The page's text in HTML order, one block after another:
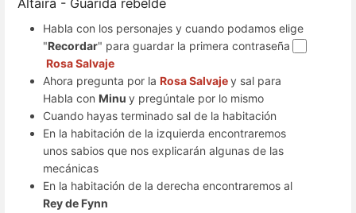
Habla con los personajes y cuando podamos elige
"Recordar" para guardar la primera contraseña
Rosa Salvaje
Ahora pregunta por la Rosa Salvajey sal para
Habla con Minu y pregúntale por lo mismo
Cuando hayas terminado sal de la habitación
En la habitación de la izquierda encontraremos
unos sabios que nos explicarán algunas de las
mecánicas
En la habitación de la derecha encontraremos al
Rey de Fynn